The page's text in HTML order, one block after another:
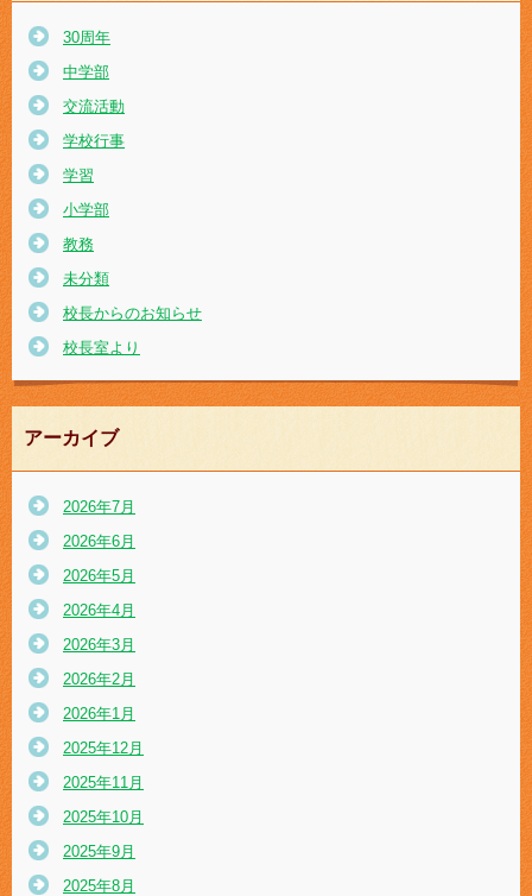
30周年
中学部
交流活動
学校行事
学習
小学部
教務
未分類
校長からのお知らせ
校長室より
アーカイブ
2026年7月
2026年6月
2026年5月
2026年4月
2026年3月
2026年2月
2026年1月
2025年12月
2025年11月
2025年10月
2025年9月
2025年8月